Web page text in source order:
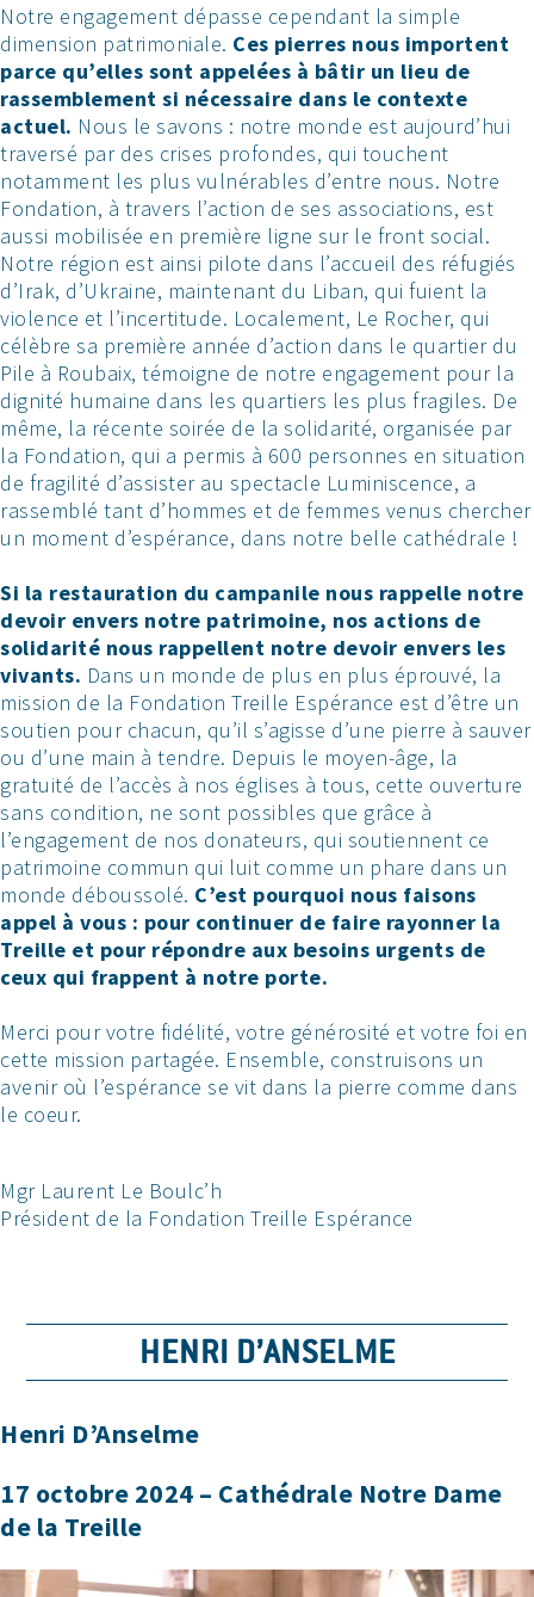
Notre engagement dépasse cependant la simple
dimension patrimoniale. Ces pierres nous importent
parce qu’elles sont appelées à bâtir un lieu de
rassemblement si nécessaire dans le contexte
actuel. Nous le savons : notre monde est aujourd’hui
traversé par des crises profondes, qui touchent
notamment les plus vulnérables d’entre nous. Notre
Fondation, à travers l’action de ses associations, est
aussi mobilisée en première ligne sur le front social.
Notre région est ainsi pilote dans l’accueil des réfugiés
d’Irak, d’Ukraine, maintenant du Liban, qui fuient la
violence et l’incertitude. Localement, Le Rocher, qui
célèbre sa première année d’action dans le quartier du
Pile à Roubaix, témoigne de notre engagement pour la
dignité humaine dans les quartiers les plus fragiles. De
même, la récente soirée de la solidarité, organisée par
la Fondation, qui a permis à 600 personnes en situation
de fragilité d’assister au spectacle Luminiscence, a
rassemblé tant d’hommes et de femmes venus chercher
un moment d’espérance, dans notre belle cathédrale !
Si la restauration du campanile nous rappelle notre
devoir envers notre patrimoine, nos actions de
solidarité nous rappellent notre devoir envers les
vivants. Dans un monde de plus en plus éprouvé, la
mission de la Fondation Treille Espérance est d’être un
soutien pour chacun, qu’il s’agisse d’une pierre à sauver
ou d’une main à tendre. Depuis le moyen-âge, la
gratuité de l’accès à nos églises à tous, cette ouverture
sans condition, ne sont possibles que grâce à
l’engagement de nos donateurs, qui soutiennent ce
patrimoine commun qui luit comme un phare dans un
monde déboussolé. C’est pourquoi nous faisons
appel à vous : pour continuer de faire rayonner la
Treille et pour répondre aux besoins urgents de
ceux qui frappent à notre porte.
Merci pour votre fidélité, votre générosité et votre foi en
cette mission partagée. Ensemble, construisons un
avenir où l’espérance se vit dans la pierre comme dans
le coeur.
Mgr Laurent Le Boulc’h
Président de la Fondation Treille Espérance
HENRI D’ANSELME
Henri D’Anselme
17 octobre 2024 – Cathédrale Notre Dame
de la Treille